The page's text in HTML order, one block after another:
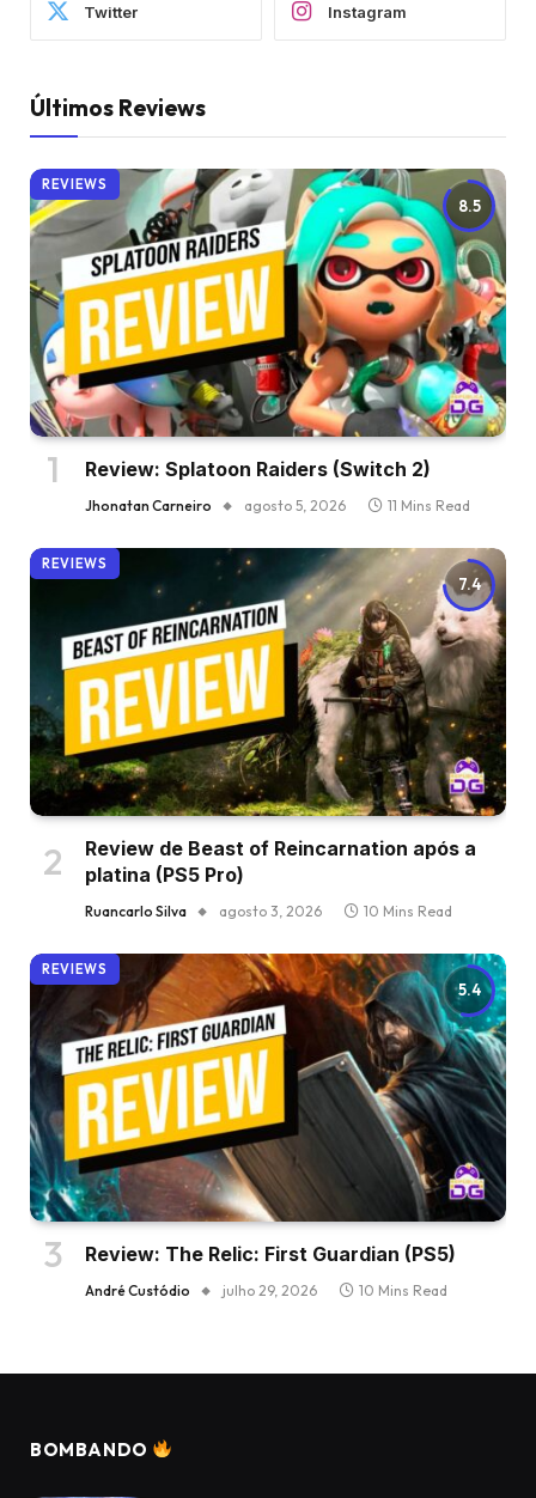
Twitter Instagram
Últimos Reviews
8.5
REVIEWS
Review: Splatoon Raiders (Switch 2)
Jhonatan Carneiro agosto 5, 2026 11 Mins Read
7.4
REVIEWS
Review de Beast of Reincarnation após a
platina (PS5 Pro)
Ruancarlo Silva agosto 3, 2026 10 Mins Read
5.4
REVIEWS
Review: The Relic: First Guardian (PS5)
André Custódio julho 29, 2026 10 Mins Read
BOMBANDO